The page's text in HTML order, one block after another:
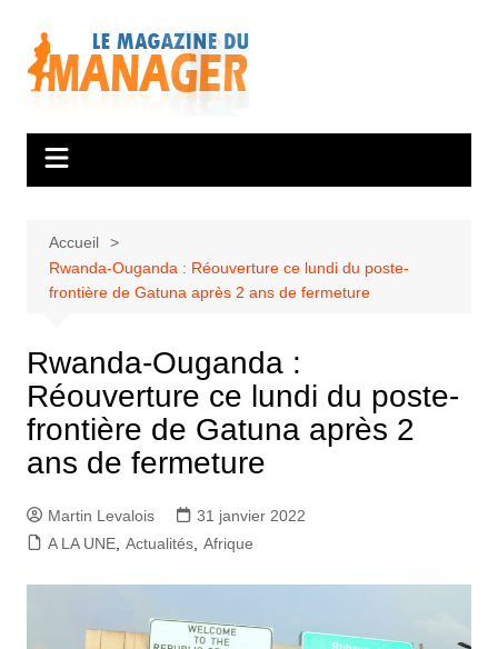
contenu
Accueil
Rwanda-Ouganda : Réouverture ce lundi du poste-
frontière de Gatuna après 2 ans de fermeture
Rwanda-Ouganda :
Réouverture ce lundi du poste-
frontière de Gatuna après 2
ans de fermeture
Martin Levalois
31 janvier 2022
A LA UNE, Actualités, Afrique